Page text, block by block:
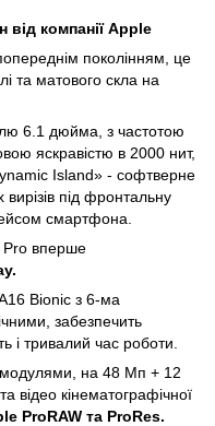
компанії Apple
поколінням, це
та матового скла на
6.1 дюйма, з частотою
яскравістю в 2000 нит,
Island» - софтверне
під фронтальну
смартфона.
Pro вперше
Bionic з 6-ма
забезпечить
і тривалий час роботи.
на 48 Мп + 12
відео кінематографічної
ProRAW та ProRes.